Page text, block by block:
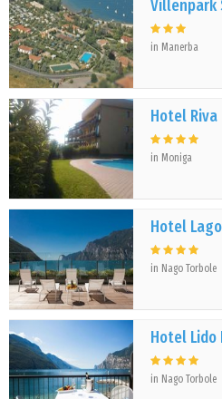
Villenpark
in Manerba
Hotel
in Moniga
Hotel
in Nago Torbole
Hotel Lido
in Nago Torbole